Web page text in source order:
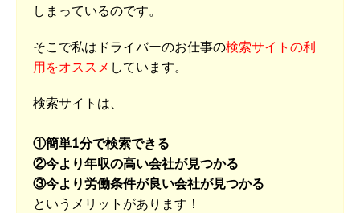
しまっているのです。
そこで私はドライバーのお仕事の検索サイトの利
用をオススメ しています。
検索サイトは、
①簡単1分で検索できる
②今より年収の高い会社が見つかる
③今より労働条件が良い会社が見つかる
というメリットがあります！